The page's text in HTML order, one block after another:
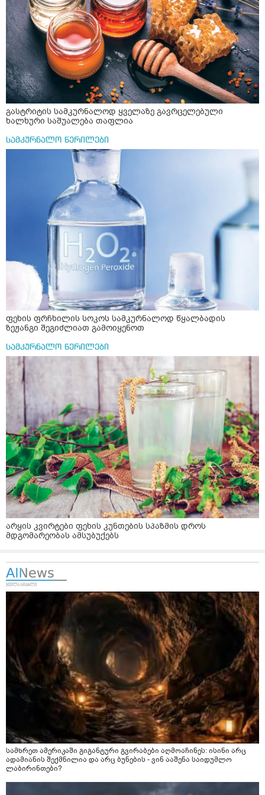
რომ ჩხუბობს ცუდად ვხდები შიშები მეწყება ეგრევე (
ასევე მაქვს დანგრეული ოჯახი 7 თვეა 5წლიანი
ქორწინება დასრულებული იყო ღალატი პატიებები
მანიპულაციები რომ თავს მოიკლავდა თუ წამოვიდოდი
მისგან ეს ტოქსიკური ურთიერთობა დავასრულე ეხლა
ისებ ასე ვარ თავბრუხვევებით და როგორ მოვიქცეე
არვიცი ბოდიში ცოყა არულად მიწერია
გასტრიტის სამკურნალოდ ყველაზე გავრცელებული
ხალხური საშუალება თაფლია
სამკურნალო წერილები
ფეხის ფრჩხილის სოკოს სამკურნალოდ წყალბადის
ზეჟანგი შეგიძლიათ გამოიყენოთ
სამკურნალო წერილები
არყის კვირტები ფეხის კუნთების სპაზმის დროს
მდგომარეობას ამსუბუქებს
სამხრეთ ამერიკაში გიგანტური გვირაბები აღმოაჩინეს: ისინი არც
ადამიანის შექმნილია და არც ბუნების - ვინ ააშენა საიდუმლო
ლაბირინთები?